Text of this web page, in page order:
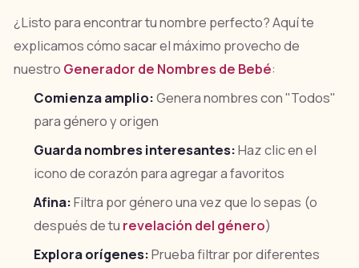
¿Listo para encontrar tu nombre perfecto? Aquí te
explicamos cómo sacar el máximo provecho de
nuestro Generador de Nombres de Bebé:
Comienza amplio:Genera nombres con "Todos"
para género y origen
Guarda nombres interesantes:Haz clic en el
icono de corazón para agregar a favoritos
Afina:Filtra por género una vez que lo sepas (o
después de tu revelación del género)
Explora orígenes:Prueba filtrar por diferentes